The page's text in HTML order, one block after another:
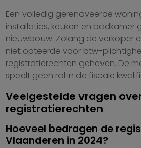
Een volledig gerenoveerde
installaties, keuken en badkamer
nieuwbouw. Zolang de verkoper
niet opteerde voor btw-
registratierechten geheven. De
speelt geen rol in de fiscale
Veelgestelde vragen
registratierechten
Hoeveel bedragen de
Vlaanderen in 2024?